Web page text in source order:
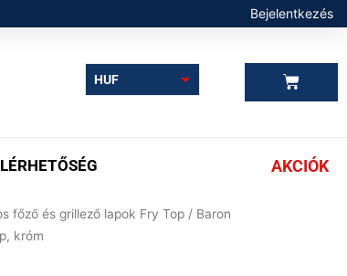
Bejelentkezés
HUF Kosár
AKCIÓK
főző és grillező lapok Fry Top/ Baron
króm